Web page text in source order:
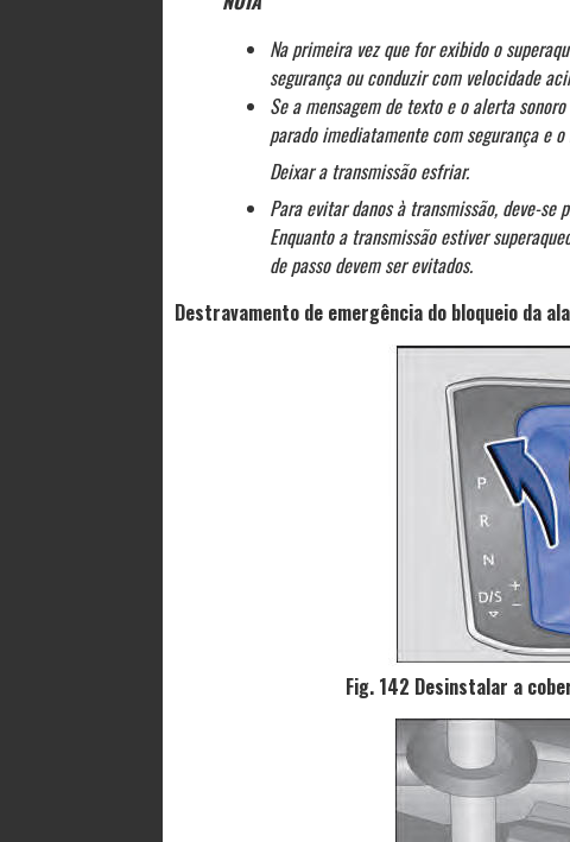
Na primeira vez que for exibido o
segurança ou conduzir com velocidade
Se a mensagem de texto e o alerta
parado imediatamente com segurança e
Deixar a transmissão esfriar.
Para evitar danos à transmissão, deve-se
Enquanto a transmissão estiver
de passo devem ser evitados.
Destravamento de emergência do bloqueio da
Fig. 142 Desinstalar a